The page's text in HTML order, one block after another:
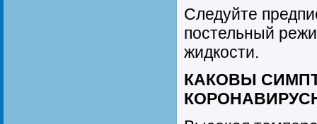
Следуйте
постельный
жидкости.
КАКОВЫ